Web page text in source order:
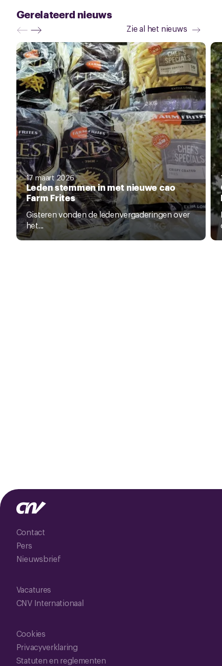
Gerelateerd nieuws
Zie al het nieuws
17 maart 2026
Leden stemmen in met nieuwe cao
Farm Frites
Gisteren vonden de ledenvergaderingen over
het...
Contact
Pers
Nieuwsbrief
Vacatures
CNV Internationaal
Cookies
Privacyverklaring
Statuten en reglementen